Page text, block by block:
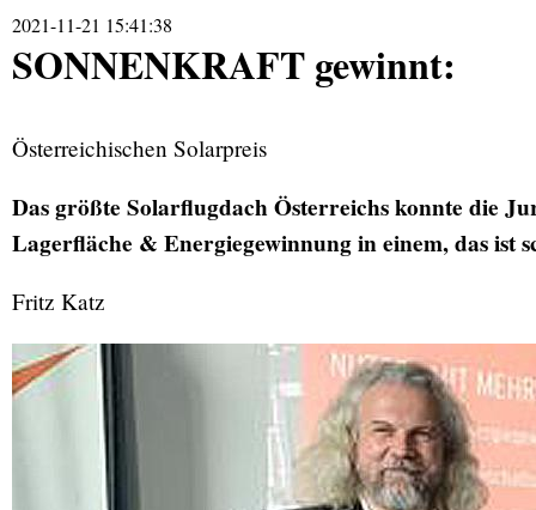
2021-11-21 15:41:38
SONNENKRAFT gewinnt:
Österreichischen Solarpreis
Das größte Solarflugdach Österreichs konnte die
Lagerfläche & Energiegewinnung in einem, das ist
Fritz Katz